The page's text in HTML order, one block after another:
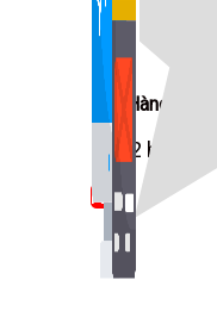
Bán Hàng Online
2,632 bài viết
New